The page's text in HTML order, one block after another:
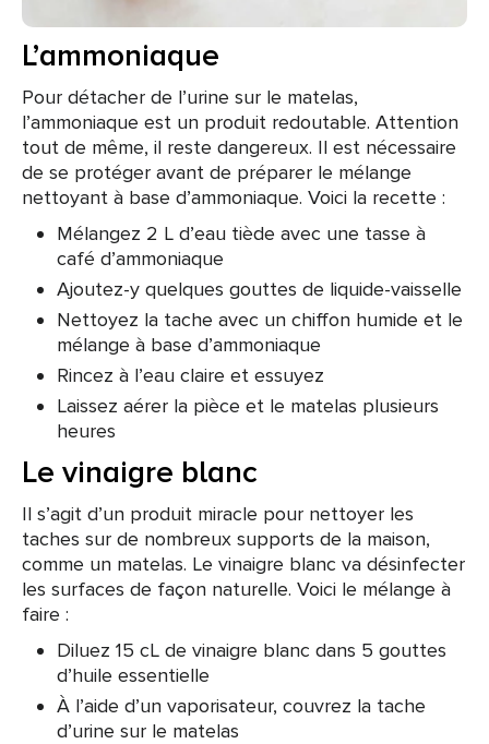
L’ammoniaque
Pour détacher de l’urine sur le matelas,
l’ammoniaque est un produit redoutable. Attention
tout de même, il reste dangereux. Il est nécessaire
de se protéger avant de préparer le mélange
nettoyant à base d’ammoniaque. Voici la recette :
Mélangez 2 L d’eau tiède avec une tasse à
café d’ammoniaque
Ajoutez-y quelques gouttes de liquide-vaisselle
Nettoyez la tache avec un chiffon humide et le
mélange à base d’ammoniaque
Rincez à l’eau claire et essuyez
Laissez aérer la pièce et le matelas plusieurs
heures
Le vinaigre blanc
Il s’agit d’un produit miracle pour nettoyer les
taches sur de nombreux supports de la maison,
comme un matelas. Le vinaigre blanc va désinfecter
les surfaces de façon naturelle. Voici le mélange à
faire :
Diluez 15 cL de vinaigre blanc dans 5 gouttes
d’huile essentielle
À l’aide d’un vaporisateur, couvrez la tache
d’urine sur le matelas